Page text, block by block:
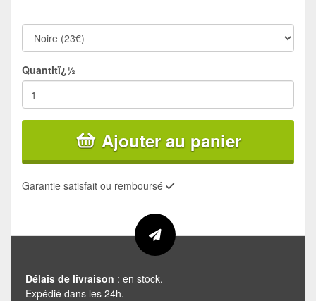
Quantitï¿½
Ajouter au panier
Garantie satisfait ou remboursé
Délais de livraison : en stock.
Expédié dans les 24h.